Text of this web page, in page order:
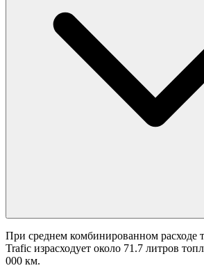
При среднем комбинированном расходе
Trafic израсходует около 71.7 литров
000 км.